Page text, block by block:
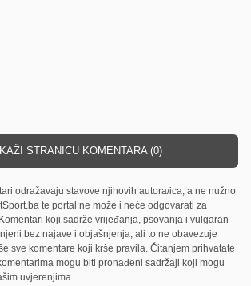
STRANICU KOMENTARA (0)
odražavaju stavove njihovih autora/ica, a ne nužno
te portal ne može i neće odgovarati za
koji sadrže vrijeđanja, psovanja i vulgaran
bez najave i objašnjenja, ali to ne obavezuje
sve komentare koji krše pravila. Čitanjem prihvatate
mogu biti pronađeni sadržaji koji mogu
uvjerenjima.